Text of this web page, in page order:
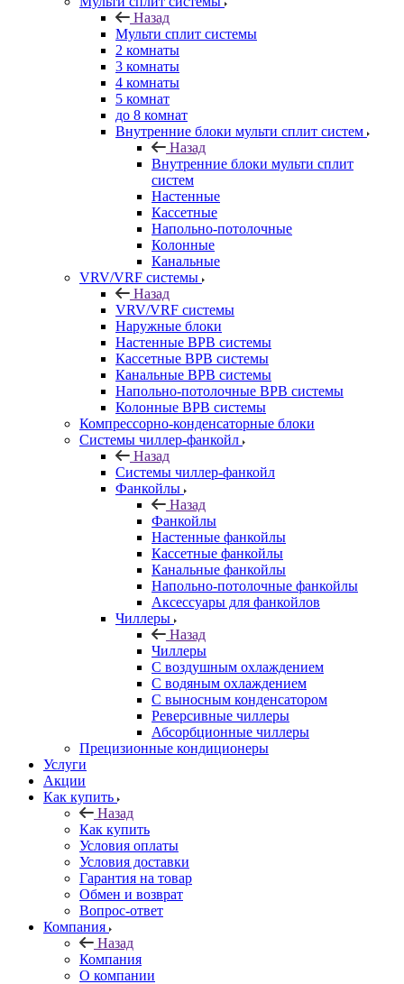
Назад
Мульти сплит системы
2 комнаты
3 комнаты
4 комнаты
5 комнат
до 8 комнат
Внутренние блоки мульти сплит систем
Назад
Внутренние блоки мульти сплит
систем
Настенные
Кассетные
Напольно-потолочные
Колонные
Канальные
VRV/VRF системы
Назад
VRV/VRF системы
Наружные блоки
Настенные ВРВ системы
Кассетные ВРВ системы
Канальные ВРВ системы
Напольно-потолочные ВРВ системы
Колонные ВРВ системы
Компрессорно-конденсаторные блоки
Системы чиллер-фанкойл
Назад
Системы чиллер-фанкойл
Фанкойлы
Назад
Фанкойлы
Настенные фанкойлы
Кассетные фанкойлы
Канальные фанкойлы
Напольно-потолочные фанкойлы
Аксессуары для фанкойлов
Чиллеры
Назад
Чиллеры
С воздушным охлаждением
С водяным охлаждением
С выносным конденсатором
Реверсивные чиллеры
Абсорбционные чиллеры
Прецизионные кондиционеры
Услуги
Акции
Как купить
Назад
Как купить
Условия оплаты
Условия доставки
Гарантия на товар
Обмен и возврат
Вопрос-ответ
Компания
Назад
Компания
О компании